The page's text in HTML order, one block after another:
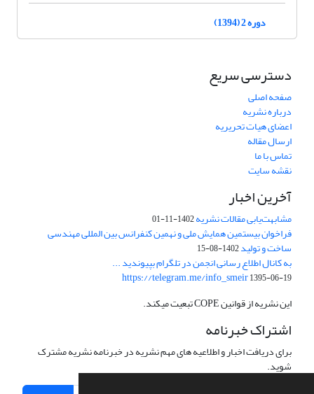
دوره 2 (1394)
دسترسی سریع
صفحه اصلی
درباره نشریه
اعضای هیات تحریریه
ارسال مقاله
تماس با ما
نقشه سایت
آخرین اخبار
مشابهت‌یابی مقالات نشریه1402-11-01
فراخوان بیستمین همایش ملی و نهمین کنفرانس بین المللی مهندسی
ساخت و تولید1402-08-15
به کانال اطلاع رسانی انجمن در تلگرام بپیوندید ...
https://telegram.me/info_smeir1395-06-19
این نشریه از قوانین COPE تبعیت میکند.
اشتراک خبرنامه
برای دریافت اخبار و اطلاعیه های مهم نشریه در خبرنامه نشریه مشترک
شوید.